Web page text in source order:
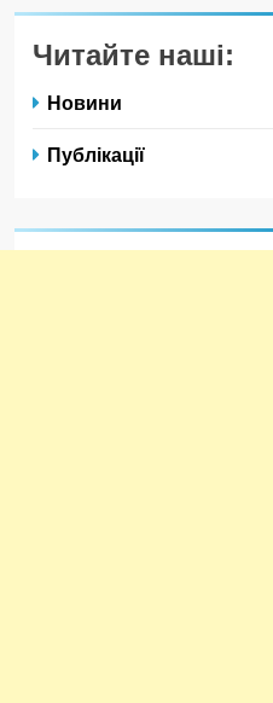
Читайте наші:
Новини
Публікації